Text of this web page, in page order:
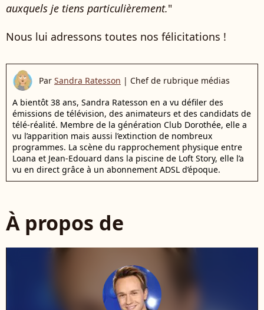
auxquels je tiens particulièrement."
Nous lui adressons toutes nos félicitations !
Par Sandra Ratesson | Chef de rubrique médias
A bientôt 38 ans, Sandra Ratesson en a vu défiler des
émissions de télévision, des animateurs et des candidats de
télé-réalité. Membre de la génération Club Dorothée, elle a
vu l’apparition mais aussi l’extinction de nombreux
programmes. La scène du rapprochement physique entre
Loana et Jean-Edouard dans la piscine de Loft Story, elle l’a
vu en direct grâce à un abonnement ADSL d’époque.
À propos de